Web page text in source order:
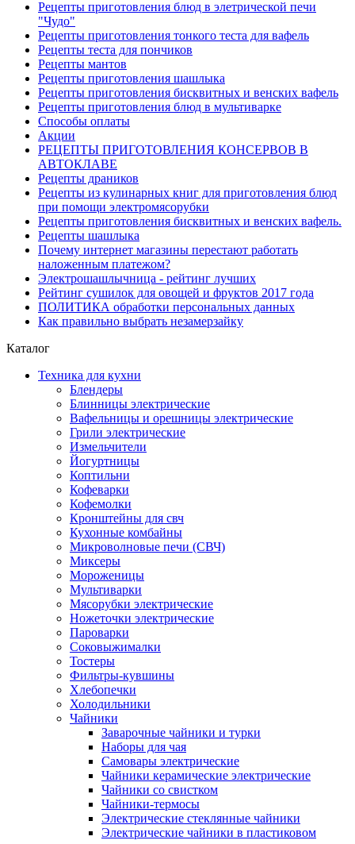
Рецепты приготовления блюд в элетрической печи
"Чудо"
Рецепты приготовления тонкого теста для вафель
Рецепты теста для пончиков
Рецепты мантов
Рецепты приготовления шашлыка
Рецепты приготовления бисквитных и венских вафель
Рецепты приготовления блюд в мультиварке
Способы оплаты
Акции
РЕЦЕПТЫ ПРИГОТОВЛЕНИЯ КОНСЕРВОВ В
АВТОКЛАВЕ
Рецепты драников
Рецепты из кулинарных книг для приготовления блюд
при помощи электромясорубки
Рецепты приготовления бисквитных и венских вафель.
Рецепты шашлыка
Почему интернет магазины перестают работать
наложенным платежом?
Электрошашлычница - рейтинг лучших
Рейтинг сушилок для овощей и фруктов 2017 года
ПОЛИТИКА обработки персональных данных
Как правильно выбрать незамерзайку
Каталог
Техника для кухни
Блендеры
Блинницы электрические
Вафельницы и орешницы электрические
Грили электрические
Измельчители
Йогуртницы
Коптильни
Кофеварки
Кофемолки
Кронштейны для свч
Кухонные комбайны
Микроволновые печи (СВЧ)
Миксеры
Мороженицы
Мультиварки
Мясорубки электрические
Ножеточки электрические
Пароварки
Соковыжималки
Тостеры
Фильтры-кувшины
Хлебопечки
Холодильники
Чайники
Заварочные чайники и турки
Наборы для чая
Самовары электрические
Чайники керамические электрические
Чайники со свистком
Чайники-термосы
Электрические стеклянные чайники
Электрические чайники в пластиковом